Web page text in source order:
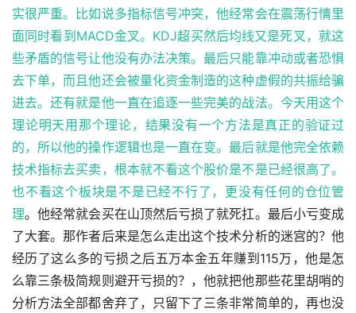
实很严重。比如说多指标信号冲突，他经常会在震荡行情里
面同时看到MACD金叉。KDJ超买然后均线又是死叉，就这
些矛盾的信号让他没有办法决策。最后只能靠冲动或者恐惧
去下单，而且他还会被量化资金制造的这种虚假的共振给骗
进去。还有就是他一直在追逐一些完美的战法。今天用这个
理论明天用那个理论，结果没有一个方法是真正的验证过
的，所以他的操作逻辑也是一直在变。最后就是他完全依赖
技术指标去买卖，根本就不看这个股价是不是已经很高了。
也不看这个板块是不是已经不行了，更没有任何的仓位管
理。他经常就会买在山顶然后亏损了就死扛。最后小亏变成
了大套。那作者后来是怎么走出这个技术分析的迷宫的？他
经历了这么多的亏损之后五万本金五年赚到115万，他是怎
么靠三条极简规则避开亏损的？，他就把他那些花里胡哨的
分析方法全部都舍弃了，只留下了三条非常简单的，再也没